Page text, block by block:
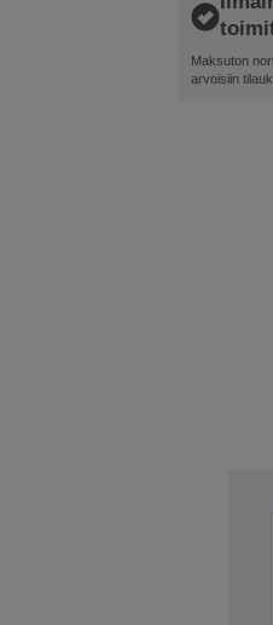
Maksuton
arvoisiin